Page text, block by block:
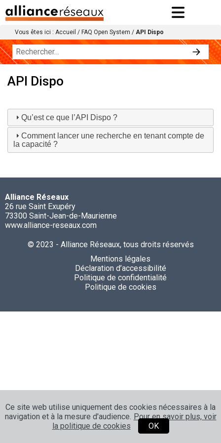
Vous êtes ici : Accueil / FAQ Open System / API Dispo
API Dispo
Qu’est ce que l’API Dispo ?
Comment lancer une recherche en tenant compte de
la capacité ?
Alliance Réseaux
26 rue Saint Exupéry
73300 Saint-Jean-de-Maurienne
www.alliance-reseaux.com
© 2023 - Alliance Réseaux, tous droits réservés
Mentions légales
Déclaration d’accessibilité
Politique de confidentialité
Politique de cookies
Ce site web utilise uniquement des cookies nécessaires à la
navigation et à la mesure d'audience. Pour en savoir plus, voir
la politique de cookies
OK